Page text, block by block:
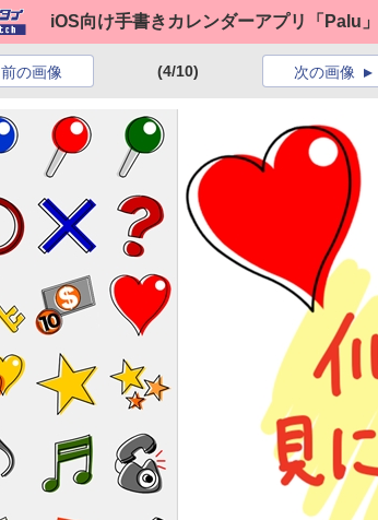
iOS向け手書きカレンダーアプリ「Palu
前の画像 (4/10) 次の画像